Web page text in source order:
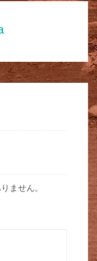
ません。